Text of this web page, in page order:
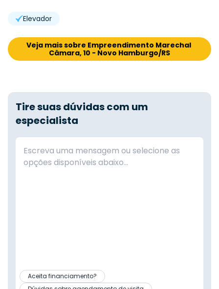
Elevador
Veja mais sobre Empreendimento Marechal
Câmara, 10 - Novo Hamburgo/RS
Tire suas dúvidas com um
especialista
Aceita financiamento?